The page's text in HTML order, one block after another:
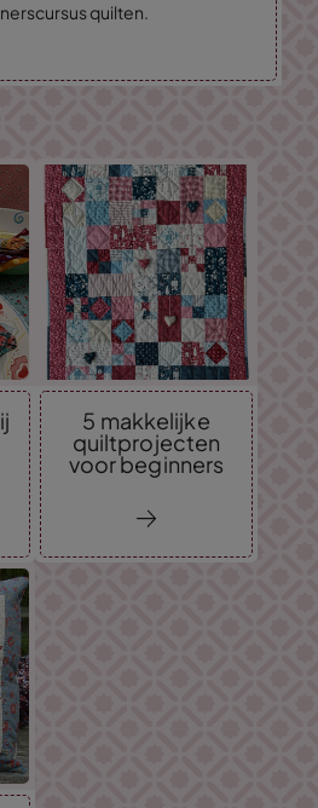
quilten.
5 makkelijke
quiltprojecten
voor beginners